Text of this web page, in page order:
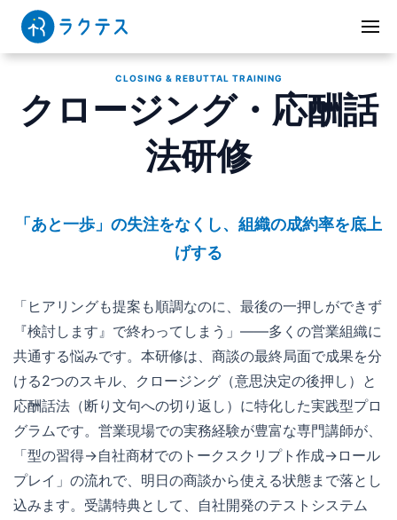
CLOSING & REBUTTAL TRAINING
クロージング・応酬話
法研修
「あと一歩」の失注をなくし、組織の成約率を底上
げする
「ヒアリングも提案も順調なのに、最後の一押しができず
『検討します』で終わってしまう」——多くの営業組織に
共通する悩みです。本研修は、商談の最終局面で成果を分
ける2つのスキル、クロージング（意思決定の後押し）と
応酬話法（断り文句への切り返し）に特化した実践型プロ
グラムです。営業現場での実務経験が豊富な専門講師が、
「型の習得→自社商材でのトークスクリプト作成→ロール
プレイ」の流れで、明日の商談から使える状態まで落とし
込みます。受講特典として、自社開発のテストシステム